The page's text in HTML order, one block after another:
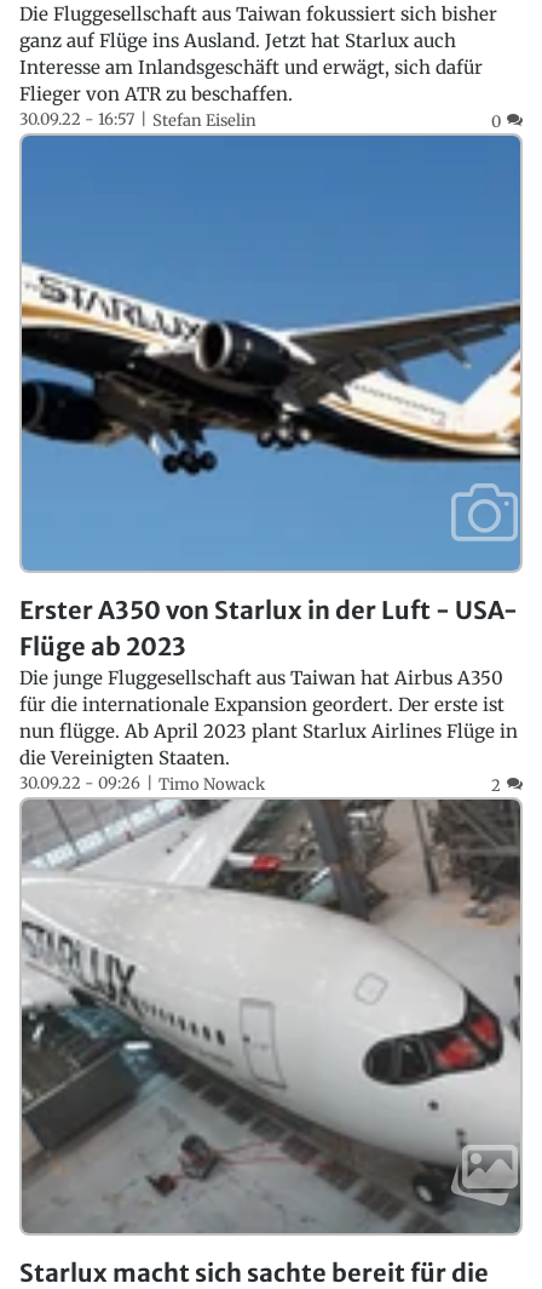
Die Fluggesellschaft aus Taiwan fokussiert sich bisher
ganz auf Flüge ins Ausland. Jetzt hat Starlux auch
Interesse am Inlandsgeschäft und erwägt, sich dafür
Flieger von ATR zu beschaffen.
30.09.22 - 16:57 Stefan Eiselin 0
Erster A350 von Starlux in der Luft - USA-
Flüge ab 2023
Die junge Fluggesellschaft aus Taiwan hat Airbus A350
für die internationale Expansion geordert. Der erste ist
nun flügge. Ab April 2023 plant Starlux Airlines Flüge in
die Vereinigten Staaten.
30.09.22 - 09:26 Timo Nowack 2
Starlux macht sich sachte bereit für die